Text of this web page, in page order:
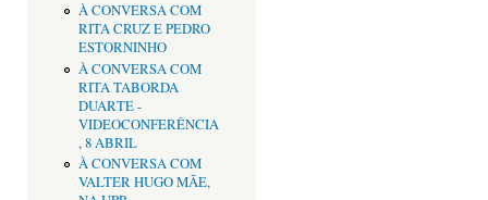
À CONVERSA COM
RITA CRUZ E PEDRO
ESTORNINHO
À CONVERSA COM
RITA TABORDA
DUARTE -
VIDEOCONFERÊNCIA
, 8 ABRIL
À CONVERSA COM
VALTER HUGO MÃE,